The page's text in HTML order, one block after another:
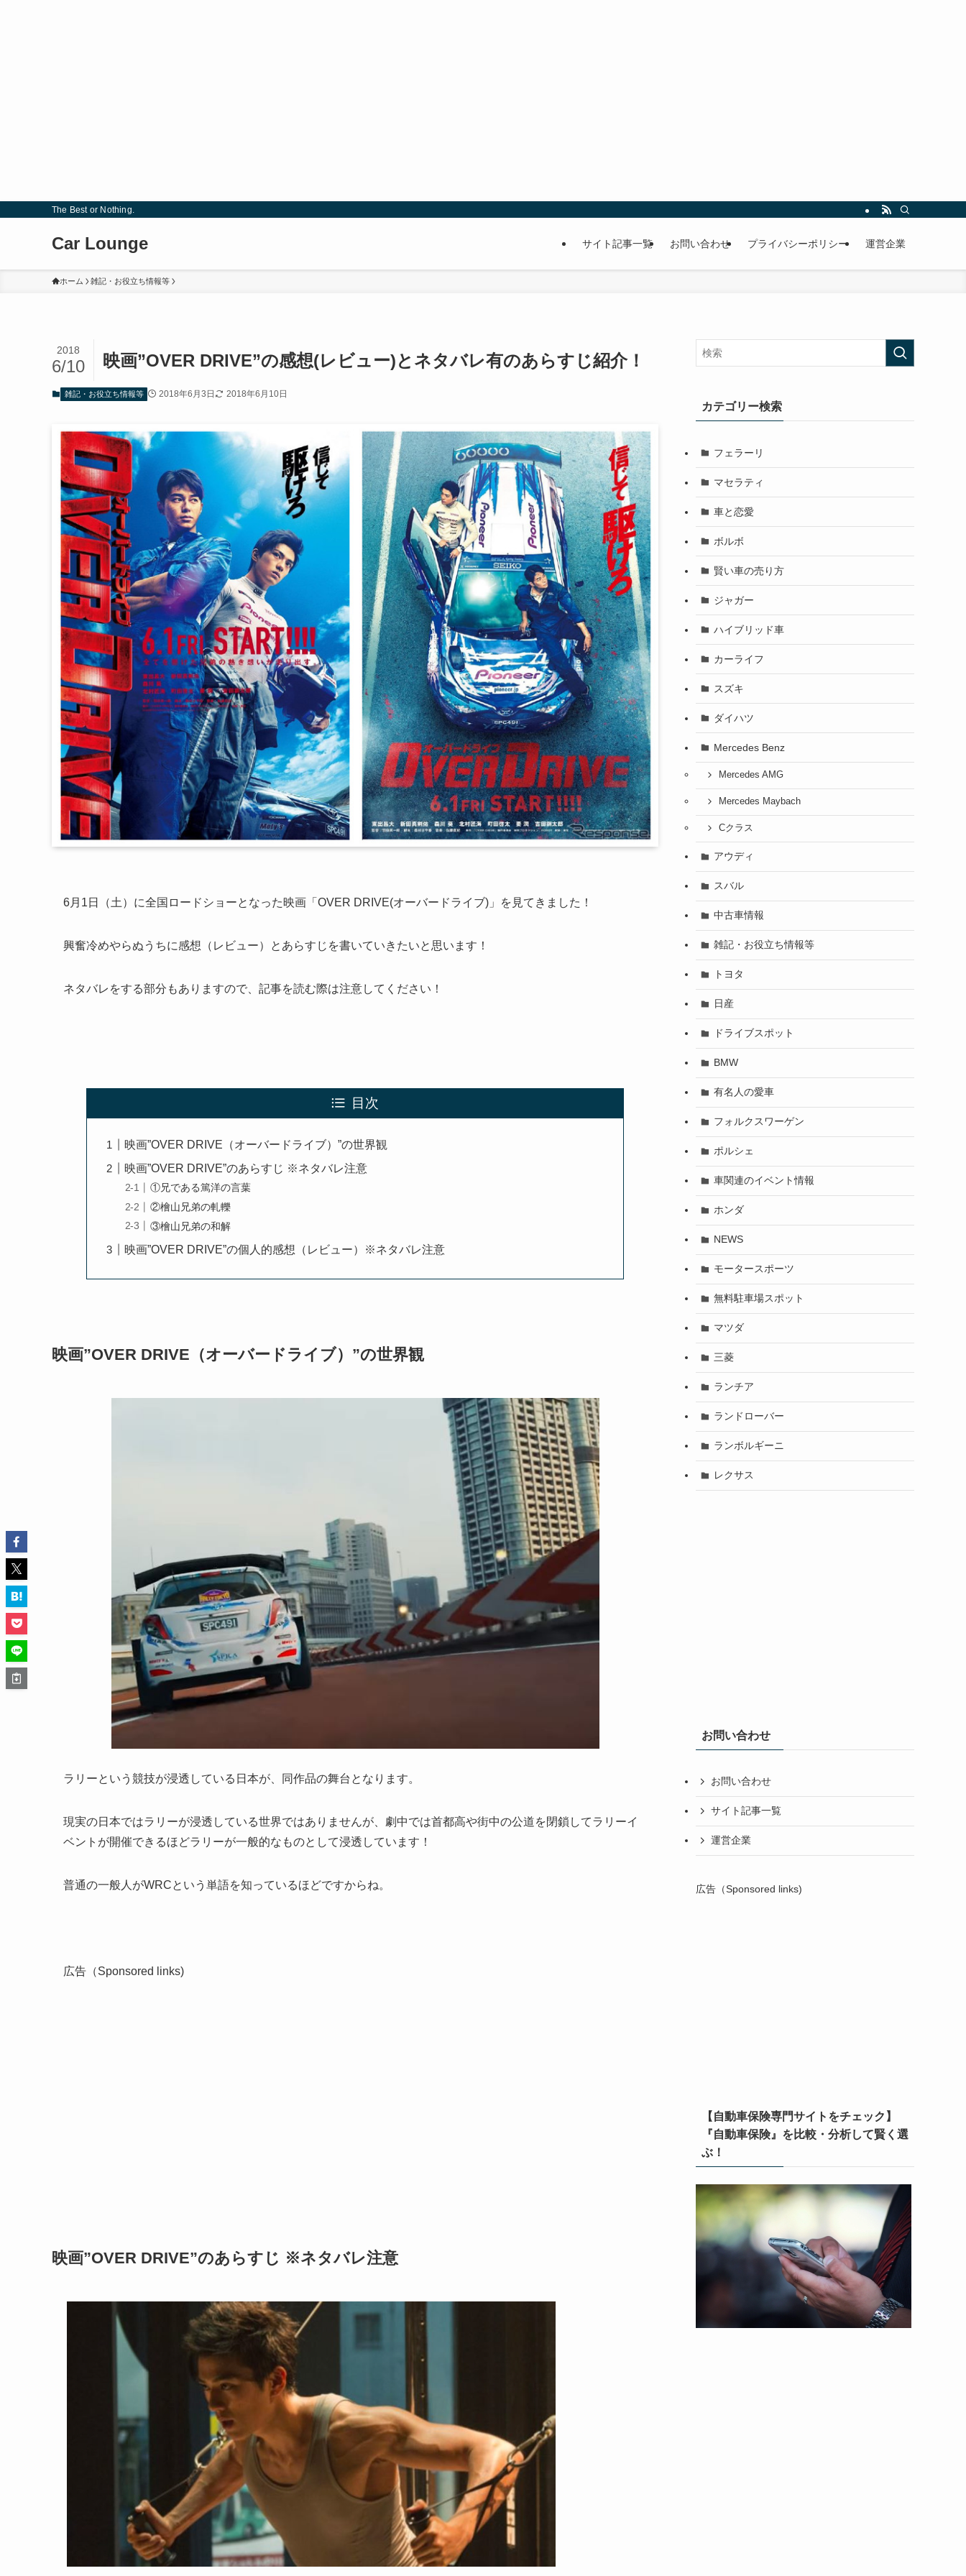
The Best or Nothing.
Car Lounge サイト記事一覧 お問い合わせ プライバシーポリシー 運営企業
ホーム 雑記・お役立ち情報等
映画”OVER DRIVE”の感想(レビュー)とネタバレ有のあらすじ紹介！
2018
6/10
雑記・お役立ち情報等 2018年6月3日 2018年6月10日
6月1日（土）に全国ロードショーとなった映画「OVER DRIVE(オーバードライブ)」を見てきました！
興奮冷めやらぬうちに感想（レビュー）とあらすじを書いていきたいと思います！
ネタバレをする部分もありますので、記事を読む際は注意してください！
目次
映画”OVER DRIVE（オーバードライブ）”の世界観
映画”OVER DRIVE”のあらすじ ※ネタバレ注意
①兄である篤洋の言葉
②檜山兄弟の軋轢
③檜山兄弟の和解
映画”OVER DRIVE”の個人的感想（レビュー）※ネタバレ注意
映画”OVER DRIVE（オーバードライブ）”の世界観
ラリーという競技が浸透している日本が、同作品の舞台となります。
現実の日本ではラリーが浸透している世界ではありませんが、劇中では首都高や街中の公道を閉鎖してラリーイ
ベントが開催できるほどラリーが一般的なものとして浸透しています！
普通の一般人がWRCという単語を知っているほどですからね。
広告（Sponsored links)
映画”OVER DRIVE”のあらすじ ※ネタバレ注意
カテゴリー検索
フェラーリ
マセラティ
車と恋愛
ボルボ
賢い車の売り方
ジャガー
ハイブリッド車
カーライフ
スズキ
ダイハツ
Mercedes Benz
Mercedes AMG
Mercedes Maybach
Cクラス
アウディ
スバル
中古車情報
雑記・お役立ち情報等
トヨタ
日産
ドライブスポット
BMW
有名人の愛車
フォルクスワーゲン
ポルシェ
車関連のイベント情報
ホンダ
NEWS
モータースポーツ
無料駐車場スポット
マツダ
三菱
ランチア
ランドローバー
ランボルギーニ
レクサス
お問い合わせ
お問い合わせ
サイト記事一覧
運営企業
広告（Sponsored links)
【自動車保険専門サイトをチェック】
『自動車保険』を比較・分析して賢く選
ぶ！